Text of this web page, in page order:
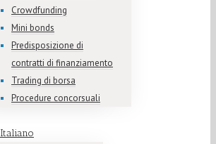
Crowdfunding
Mini bonds
Predisposizione di
contratti di finanziamento
Trading di borsa
Procedure concorsuali
Italiano